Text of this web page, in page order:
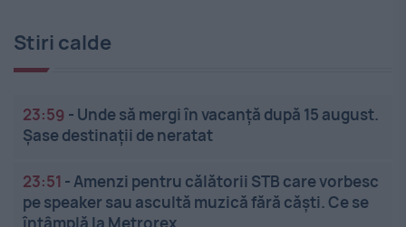
Stiri calde
23:59 - Unde să mergi în vacanță după 15 august.
Șase destinații de neratat
23:51 -Amenzi pentru călătorii STB care vorbesc
pe speaker sau ascultă muzică fără căști. Ce se